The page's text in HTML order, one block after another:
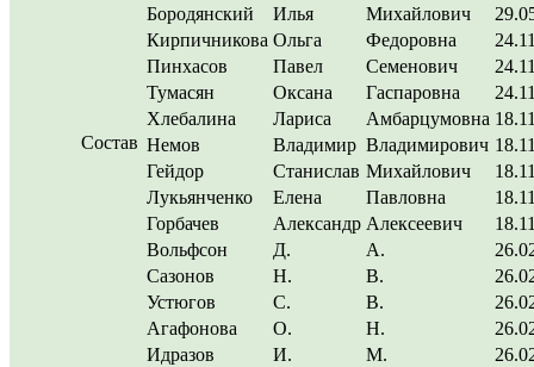
Состав
Бородянский
Илья Михайлович
Кирпичникова Ольга Федоровна
Пинхасов
Павел Семенович
Тумасян
Оксана Гаспаровна
Хлебалина
Лариса Амбарцумовна
Немов
Владимир Владимирович
Гейдор
Станислав Михайлович
Лукьянченко
Елена Павловна
Горбачев
Александр Алексеевич
Вольфсон
Д. А.
Сазонов
Н. В.
Устюгов
С. В.
Агафонова
О. Н.
Идразов
И. М.